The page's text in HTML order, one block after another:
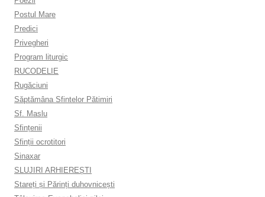
Postul Mare
Predici
Privegheri
Program liturgic
RUCODELIE
Rugăciuni
Săptămâna Sfintelor Pătimiri
Sf. Maslu
Sfințenii
Sfinții ocrotitori
Sinaxar
SLUJIRI ARHIEREȘTI
Stareți și Părinți duhovnicești